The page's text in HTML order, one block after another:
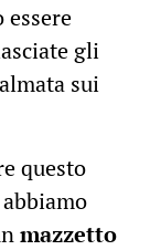
gli
sui
questo
mazzetto